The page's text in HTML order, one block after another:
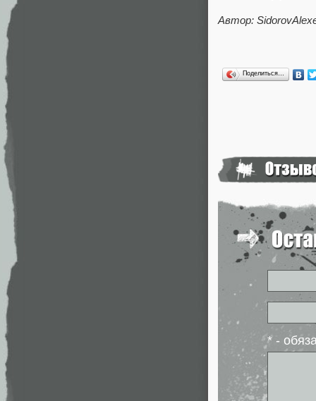
Автор:
Поделиться…
* -